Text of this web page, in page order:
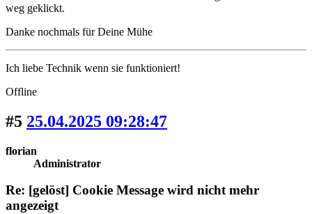
weg geklickt.
Danke nochmals für Deine Mühe
Ich liebe Technik wenn sie funktioniert!
Offline
#5 25.04.2025 09:28:47
florian
Administrator
Re: [gelöst] Cookie Message wird nicht mehr
angezeigt